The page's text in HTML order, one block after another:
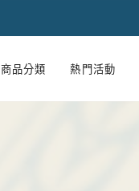
商品分類 熱門活動